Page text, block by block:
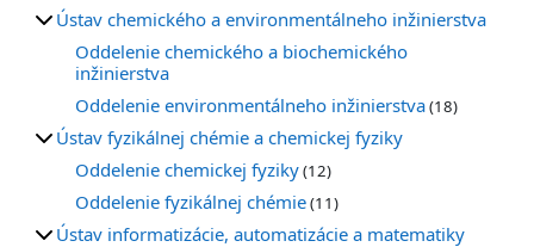
Ústav chemického a environmentálneho inžinierstva
Oddelenie chemického a biochemického
inžinierstva
Oddelenie environmentálneho inžinierstva(18)
Ústav fyzikálnej chémie a chemickej fyziky
Oddelenie chemickej fyziky(12)
Oddelenie fyzikálnej chémie(11)
Ústav informatizácie, automatizácie a matematiky